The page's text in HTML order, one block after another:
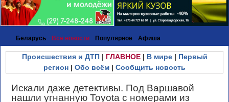
Беларусь Все новости Популярное Афиша
Происшествия и ДТП| ГЛАВНОЕ| В мире| Первый
регион | Обо всём | Сообщить новость
Искали даже детективы. Под Варшавой
нашли угнанную Toyota с номерами из